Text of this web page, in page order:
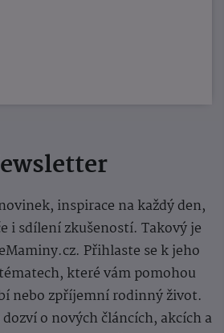
inspirace na každý den,
i sdílení zkušeností. Takový je
Přihlaste se k jeho
které vám pomohou
nebo zpříjemní rodinný život.
o nových článcích, akcích a